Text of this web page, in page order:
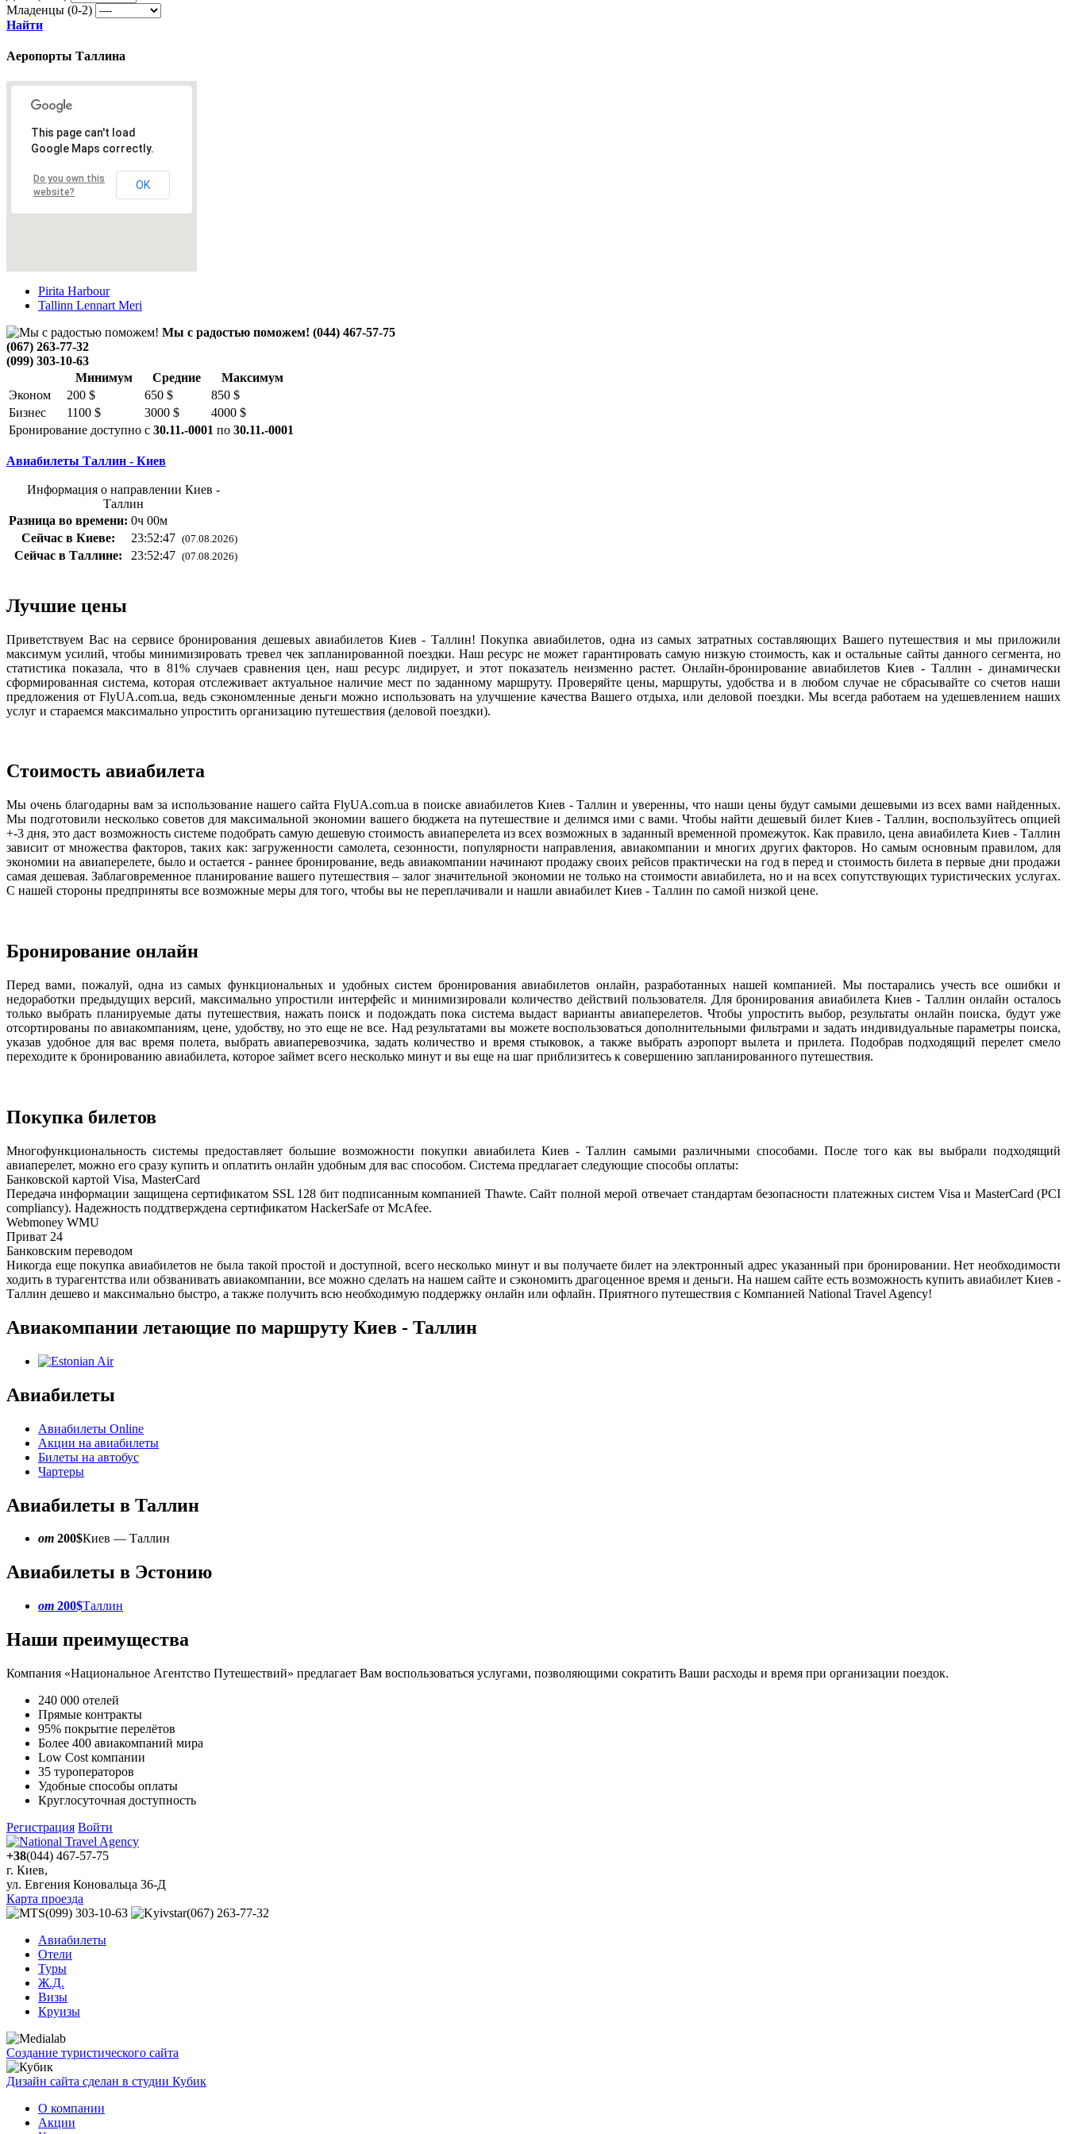
Младенцы (0-2)
Найти
Аеропорты Таллина
This page can't load
Google Maps correctly.
Do you own this
website?
OK
Pirita Harbour
Tallinn Lennart Meri
Мы с радостью поможем! (044) 467-57-75
(067) 263-77-32
(099) 303-10-63
Минимум
Средние
Максимум
Эконом
200 $ 650 $
850 $
Бизнес
1100 $ 3000 $
4000 $
Бронирование доступно с 30.11.-0001 по 30.11.-0001
Авиабилеты Таллин - Киев
Информация о направлении Киев -
Таллин
Разница во времени: 0ч 00м
Сейчас в Киеве:
23:52:47 (07.08.2026)
Сейчас в Таллине: 23:52:47 (07.08.2026)
Лучшие цены
Приветствуем Вас на сервисе бронирования дешевых авиабилетов Киев - Таллин! Покупка авиабилетов, одна из самых затратных составляющих Вашего путешествия и мы приложили
максимум усилий, чтобы минимизировать тревел чек запланированной поездки. Наш ресурс не может гарантировать самую низкую стоимость, как и остальные сайты данного сегмента, но
статистика показала, что в 81% случаев сравнения цен, наш ресурс лидирует, и этот показатель неизменно растет. Онлайн-бронирование авиабилетов Киев - Таллин - динамически
сформированная система, которая отслеживает актуальное наличие мест по заданному маршруту. Проверяйте цены, маршруты, удобства и в любом случае не сбрасывайте со счетов наши
предложения от FlyUA.com.ua, ведь сэкономленные деньги можно использовать на улучшение качества Вашего отдыха, или деловой поездки. Мы всегда работаем на удешевлением наших
услуг и стараемся максимально упростить организацию путешествия (деловой поездки).
Стоимость авиабилета
Мы очень благодарны вам за использование нашего сайта FlyUA.com.ua в поиске авиабилетов Киев - Таллин и уверенны, что наши цены будут самыми дешевыми из всех вами найденных.
Мы подготовили несколько советов для максимальной экономии вашего бюджета на путешествие и делимся ими с вами. Чтобы найти дешевый билет Киев - Таллин, воспользуйтесь опцией
+-3 дня, это даст возможность системе подобрать самую дешевую стоимость авиаперелета из всех возможных в заданный временной промежуток. Как правило, цена авиабилета Киев - Таллин
зависит от множества факторов, таких как: загруженности самолета, сезонности, популярности направления, авиакомпании и многих других факторов. Но самым основным правилом, для
экономии на авиаперелете, было и остается - раннее бронирование, ведь авиакомпании начинают продажу своих рейсов практически на год в перед и стоимость билета в первые дни продажи
самая дешевая. Заблаговременное планирование вашего путешествия – залог значительной экономии не только на стоимости авиабилета, но и на всех сопутствующих туристических услугах.
С нашей стороны предприняты все возможные меры для того, чтобы вы не переплачивали и нашли авиабилет Киев - Таллин по самой низкой цене.
Бронирование онлайн
Перед вами, пожалуй, одна из самых функциональных и удобных систем бронирования авиабилетов онлайн, разработанных нашей компанией. Мы постарались учесть все ошибки и
недоработки предыдущих версий, максимально упростили интерфейс и минимизировали количество действий пользователя. Для бронирования авиабилета Киев - Таллин онлайн осталось
только выбрать планируемые даты путешествия, нажать поиск и подождать пока система выдаст варианты авиаперелетов. Чтобы упростить выбор, результаты онлайн поиска, будут уже
отсортированы по авиакомпаниям, цене, удобству, но это еще не все. Над результатами вы можете воспользоваться дополнительными фильтрами и задать индивидуальные параметры поиска,
указав удобное для вас время полета, выбрать авиаперевозчика, задать количество и время стыковок, а также выбрать аэропорт вылета и прилета. Подобрав подходящий перелет смело
переходите к бронированию авиабилета, которое займет всего несколько минут и вы еще на шаг приблизитесь к совершению запланированного путешествия.
Покупка билетов
Многофункциональность системы предоставляет большие возможности покупки авиабилета Киев - Таллин самыми различными способами. После того как вы выбрали подходящий
авиаперелет, можно его сразу купить и оплатить онлайн удобным для вас способом. Система предлагает следующие способы оплаты:
Банковской картой Visa, MasterCard
Передача информации защищена сертификатом SSL 128 бит подписанным компанией Thawte. Сайт полной мерой отвечает стандартам безопасности платежных систем Visa и MasterCard (PCI
compliancy). Надежность поддтверждена сертификатом HackerSafe от McAfee.
Webmoney WMU
Приват 24
Банковским переводом
Никогда еще покупка авиабилетов не была такой простой и доступной, всего несколько минут и вы получаете билет на электронный адрес указанный при бронировании. Нет необходимости
ходить в турагентства или обзванивать авиакомпании, все можно сделать на нашем сайте и сэкономить драгоценное время и деньги. На нашем сайте есть возможность купить авиабилет Киев -
Таллин дешево и максимально быстро, а также получить всю необходимую поддержку онлайн или офлайн. Приятного путешествия с Компанией National Travel Agency!
Авиакомпании летающие по маршруту Киев - Таллин
Авиабилеты
Авиабилеты Online
Акции на авиабилеты
Билеты на автобус
Чартеры
Авиабилеты в Таллин
от 200$Киев — Таллин
Авиабилеты в Эстонию
от 200$Таллин
Наши преимущества
Компания «Национальное Агентство Путешествий» предлагает Вам воспользоваться услугами, позволяющими сократить Ваши расходы и время при организации поездок.
240 000 отелей
Прямые контракты
95% покрытие перелётов
Более 400 авиакомпаний мира
Low Cost компании
35 туроператоров
Удобные способы оплаты
Круглосуточная доступность
Регистрация Войти
+38(044) 467-57-75
г. Киев,
ул. Евгения Коновальца 36-Д
Карта проезда
(099) 303-10-63
(067) 263-77-32
Авиабилеты
Отели
Туры
Ж.Д.
Визы
Круизы
Создание туристического сайта
Дизайн сайта сделан в студии Кубик
О компании
Акции